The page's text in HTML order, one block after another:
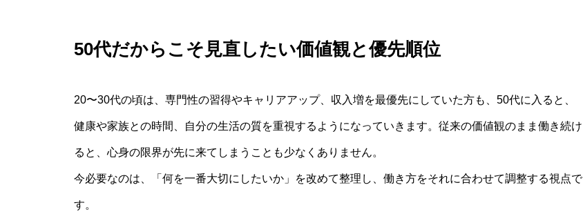
50代だからこそ見直したい価値観と優先順位
20〜30代の頃は、専門性の習得やキャリアアップ、収入増を最優先にしていた方も、50代に入ると、
健康や家族との時間、自分の生活の質を重視するようになっていきます。従来の価値観のまま働き続け
ると、心身の限界が先に来てしまうことも少なくありません。
今必要なのは、「何を一番大切にしたいか」を改めて整理し、働き方をそれに合わせて調整する視点で
す。